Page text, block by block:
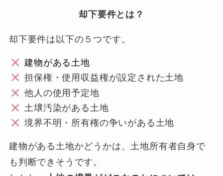
却下要件とは？
却下要件は以下の５つです。
建物がある土地
担保権・使用収益権が設定された土地
他人の使用予定地
土壌汚染がある土地
境界不明・所有権の争いがある土地
建物がある土地かどうかは、土地所有者自身で
も判断できそうです。